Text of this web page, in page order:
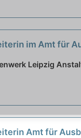
im Amt für
Leipzig
Amt für